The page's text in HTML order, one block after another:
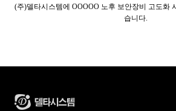
(주)델타시스템에 OOOOO 노후 보안장비 고도화
습니다.